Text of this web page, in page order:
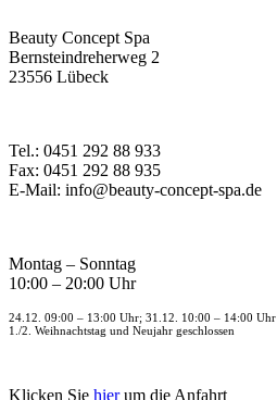
Beauty Concept Spa
Bernsteindreherweg 2
23556 Lübeck
Tel.: 0451 292 88 933
Fax: 0451 292 88 935
E-Mail: info@beauty-concept-spa.de
Montag – Sonntag
10:00 – 20:00 Uhr
24.12. 09:00 – 13:00 Uhr; 31.12. 10:00 – 14:00 Uhr
1./2. Weihnachtstag und Neujahr geschlossen
Klicken Sie hierum die Anfahrt